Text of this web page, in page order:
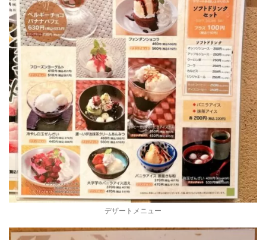
デザートメニュー